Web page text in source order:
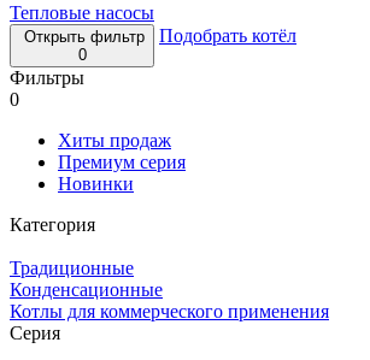
Тепловые насосы
Открыть фильтр
0
Подобрать котёл
Фильтры
0
Хиты продаж
Премиум серия
Новинки
Категория
Традиционные
Конденсационные
Котлы для коммерческого применения
Серия